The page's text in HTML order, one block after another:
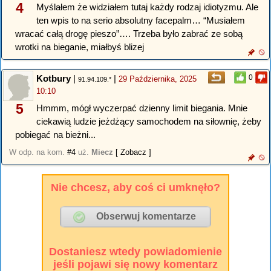
4
Myślałem że widziałem tutaj każdy rodzaj idiotyzmu. Ale
ten wpis to na serio absolutny facepalm… “Musiałem
wracać całą drogę pieszo”…. Trzeba było zabrać ze sobą
wrotki na bieganie, miałbyś blizej
0
5
Kotbury| 91.94.109.* | 29 Października, 2025
10:10
Hmmm, mógł wyczerpać dzienny limit biegania. Mnie
ciekawią ludzie jeżdżący samochodem na siłownię, żeby
pobiegać na bieżni...
W odp. na kom. #4 uż. Miecz [ Zobacz ]
Nie chcesz, aby coś ci umknęło?
Dostaniesz wtedy powiadomienie
jeśli pojawi się nowy komentarz